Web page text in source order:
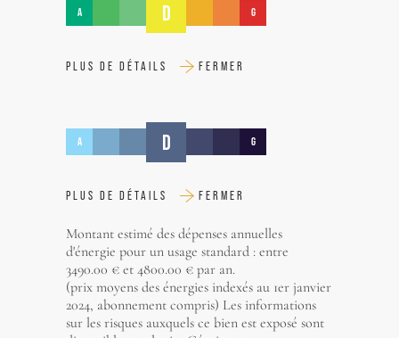
A D G
PLUS DE DÉTAILS FERMER
A D G
PLUS DE DÉTAILS FERMER
Montant estimé des dépenses annuelles
d'énergie pour un usage standard : entre
3490.00 € et 4800.00 € par an.
(prix moyens des énergies indexés au 1er janvier
2024, abonnement compris) Les informations
sur les risques auxquels ce bien est exposé sont